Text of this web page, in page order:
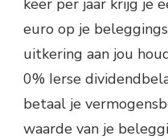
keer per jaar krijg je
euro op je
uitkering aan jou
0% Ierse
betaal je
waarde van je